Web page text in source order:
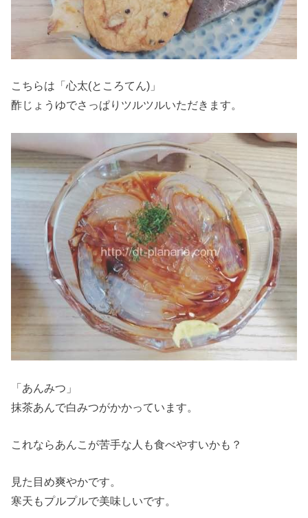
こちらは「心太(ところてん)」
酢じょうゆでさっぱりツルツルいただきます。
「あんみつ」
抹茶あんで白みつがかかっています。
これならあんこが苦手な人も食べやすいかも？
見た目め爽やかです。
寒天もプルプルで美味しいです。